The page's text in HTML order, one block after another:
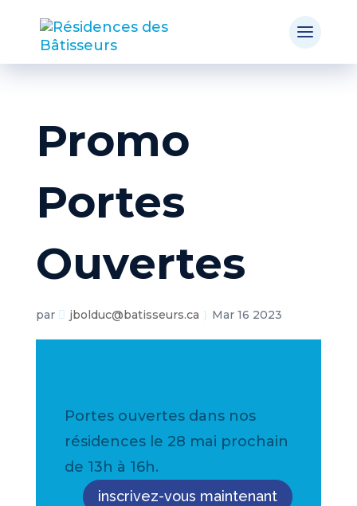
Promo
Portes
Ouvertes
par jbolduc@batisseurs.ca Mar 16 2023
Portes ouvertes dans nos
résidences le 28 mai prochain
de 13h à 16h.
inscrivez-vous maintenant